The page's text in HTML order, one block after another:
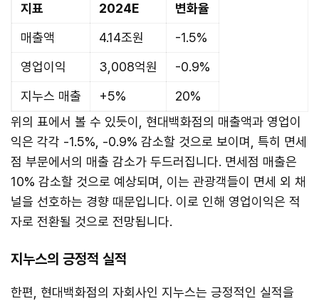
지표 2024E
변화율
매출액
4.14조원
-1.5%
영업이익
3,008억원
-0.9%
지누스 매출
+5%
20%
위의 표에서 볼 수 있듯이, 현대백화점의 매출액과 영업이
익은 각각 -1.5%, -0.9% 감소할 것으로 보이며, 특히 면세
점 부문에서의 매출 감소가 두드러집니다. 면세점 매출은
10% 감소할 것으로 예상되며, 이는 관광객들이 면세 외 채
널을 선호하는 경향 때문입니다. 이로 인해 영업이익은 적
자로 전환될 것으로 전망됩니다.
지누스의 긍정적 실적
한편, 현대백화점의 자회사인 지누스는 긍정적인 실적을